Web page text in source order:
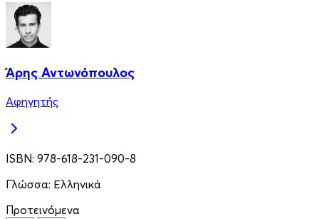
Άρης Αντωνόπουλος
Αφηγητής
ISBN: 978-618-231-090-8
Γλώσσα: Ελληνικά
Προτεινόμενα